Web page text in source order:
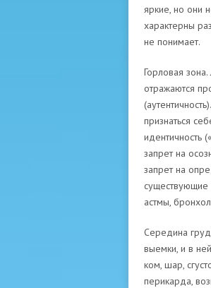
яркие, но они
характерны
не понимает.
Горловая
отражаются
признаться
идентичность
запрет на
запрет на
существующие
астмы,
Середина
выемки, и в
ком, шар,
перикарда,